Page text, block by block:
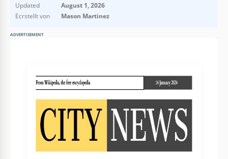
Updated
August 1, 2026
Ecrstellt von
Mason Martinez
ADVERTISEMENT